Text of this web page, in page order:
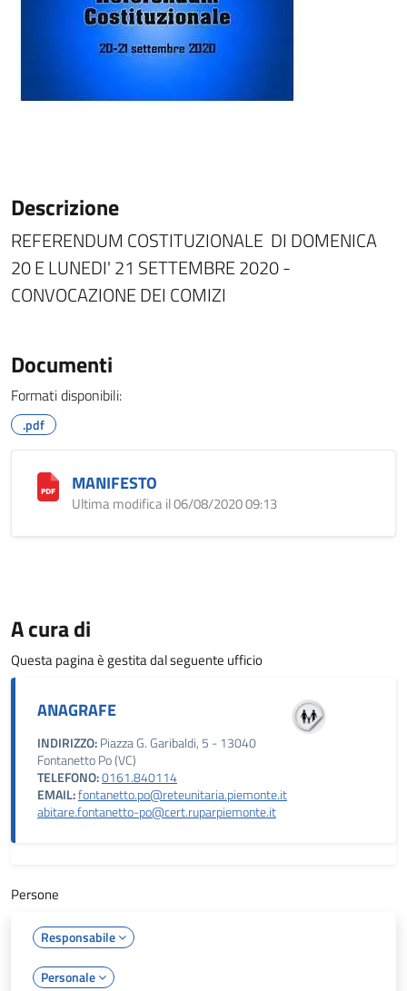
Descrizione
REFERENDUM COSTITUZIONALE DI DOMENICA
20 E LUNEDI' 21 SETTEMBRE 2020 -
CONVOCAZIONE DEI COMIZI
Documenti
Formati disponibili:
.pdf
MANIFESTO
Ultima modifica il 06/08/2020 09:13
A cura di
Questa pagina è gestita dal seguente ufficio
ANAGRAFE
INDIRIZZO:Piazza G. Garibaldi, 5 - 13040
Fontanetto Po (VC)
TELEFONO:0161.840114
EMAIL:fontanetto.po@reteunitaria.piemonte.it
abitare.fontanetto-po@cert.ruparpiemonte.it
Persone
Responsabile
Personale